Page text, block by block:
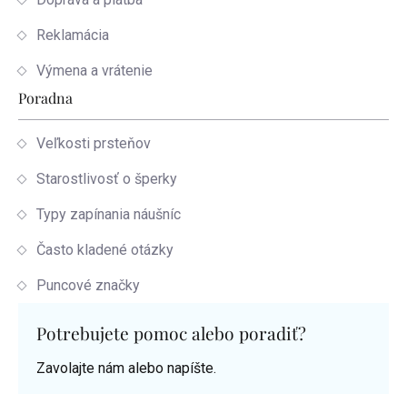
Reklamácia
Výmena a vrátenie
Poradna
Veľkosti prsteňov
Starostlivosť o šperky
Typy zapínania náušníc
Často kladené otázky
Puncové značky
Potrebujete pomoc alebo poradiť?
Zavolajte nám alebo napíšte.